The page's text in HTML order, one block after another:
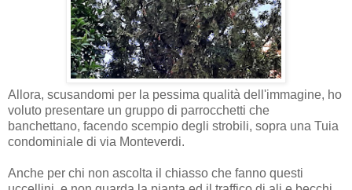
Allora, scusandomi per la pessima qualità dell'immagine, ho
voluto presentare un gruppo di parrocchetti che
banchettano, facendo scempio degli strobili, sopra una Tuia
condominiale di via Monteverdi.
Anche per chi non ascolta il chiasso che fanno questi